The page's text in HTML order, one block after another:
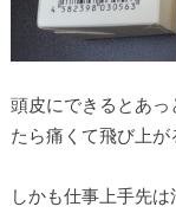
頭皮にできるとあ
たら痛くて飛び上が
しかも仕事上手先